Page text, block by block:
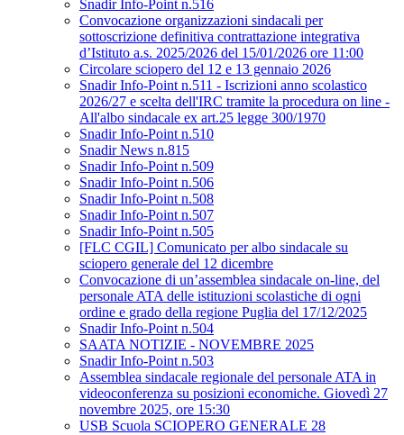
Snadir Info-Point n.516
Convocazione organizzazioni sindacali per
sottoscrizione definitiva contrattazione integrativa
d’Istituto a.s. 2025/2026 del 15/01/2026 ore 11:00
Circolare sciopero del 12 e 13 gennaio 2026
Snadir Info-Point n.511 - Iscrizioni anno scolastico
2026/27 e scelta dell'IRC tramite la procedura on line -
All'albo sindacale ex art.25 legge 300/1970
Snadir Info-Point n.510
Snadir News n.815
Snadir Info-Point n.509
Snadir Info-Point n.506
Snadir Info-Point n.508
Snadir Info-Point n.507
Snadir Info-Point n.505
[FLC CGIL] Comunicato per albo sindacale su
sciopero generale del 12 dicembre
Convocazione di un’assemblea sindacale on-line, del
personale ATA delle istituzioni scolastiche di ogni
ordine e grado della regione Puglia del 17/12/2025
Snadir Info-Point n.504
SAATA NOTIZIE - NOVEMBRE 2025
Snadir Info-Point n.503
Assemblea sindacale regionale del personale ATA in
videoconferenza su posizioni economiche. Giovedì 27
novembre 2025, ore 15:30
USB Scuola SCIOPERO GENERALE 28